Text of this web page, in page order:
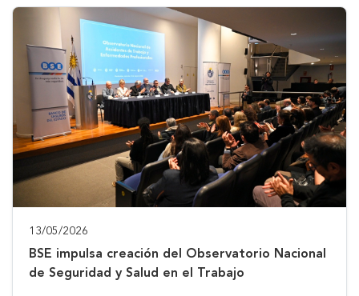
13/05/2026
BSE impulsa creación del Observatorio Nacional
de Seguridad y Salud en el Trabajo